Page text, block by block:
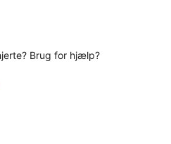
Brug for hjælp?